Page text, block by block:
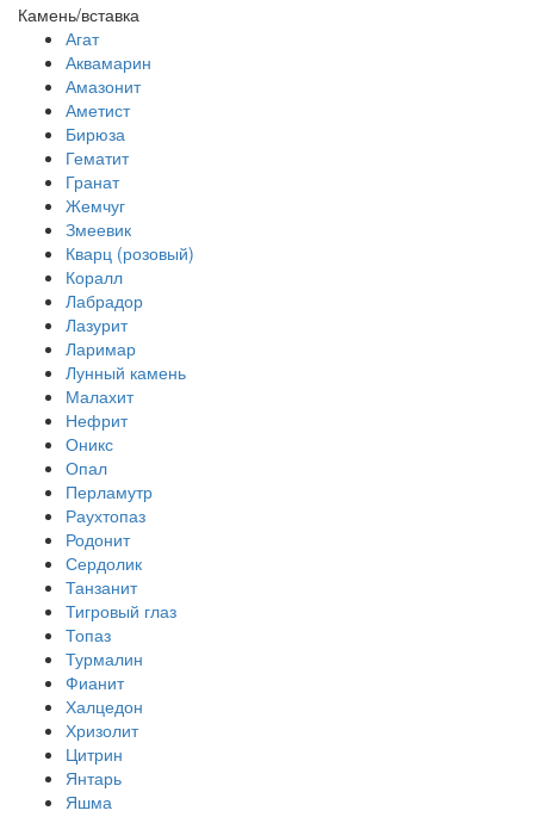
Камень/вставка
Агат
Аквамарин
Амазонит
Аметист
Бирюза
Гематит
Гранат
Жемчуг
Змеевик
Кварц (розовый)
Коралл
Лабрадор
Лазурит
Ларимар
Лунный камень
Малахит
Нефрит
Оникс
Опал
Перламутр
Раухтопаз
Родонит
Сердолик
Танзанит
Тигровый глаз
Топаз
Турмалин
Фианит
Халцедон
Хризолит
Цитрин
Янтарь
Яшма